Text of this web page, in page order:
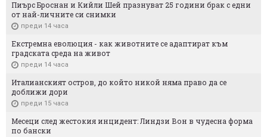
Пиърс Броснан и Кийли Шей празнуват 25 години брак с едни
от най-личните си снимки
преди 14 часа
Екстремна еволюция - как животните се адаптират към
градската среда на живот
преди 14 часа
Италианският остров, до който никой няма право да се
доближи дори
преди 15 часа
Месеци след жестокия инцидент: Линдзи Вон в чудесна форма
по бански